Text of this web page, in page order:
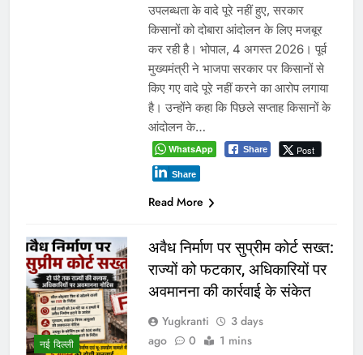
उपलब्धता के वादे पूरे नहीं हुए, सरकार
किसानों को दोबारा आंदोलन के लिए मजबूर
कर रही है। भोपाल, 4 अगस्त 2026। पूर्व
मुख्यमंत्री ने भाजपा सरकार पर किसानों से
किए गए वादे पूरे नहीं करने का आरोप लगाया
है। उन्होंने कहा कि पिछले सप्ताह किसानों के
आंदोलन के…
WhatsApp Share Post
Share
Read More
नई दिल्ली
अवैध निर्माण पर सुप्रीम कोर्ट सख्त:
राज्यों को फटकार, अधिकारियों पर
अवमानना की कार्रवाई के संकेत
Yugkranti
3 days
ago
0 1 mins